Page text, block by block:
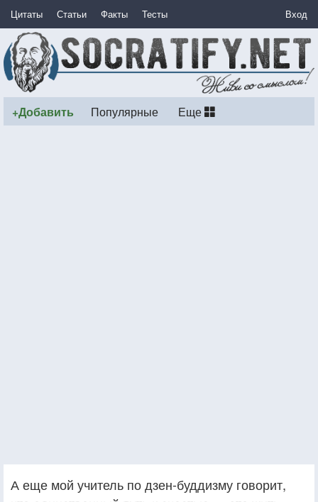
Цитаты Статьи Факты Тесты Вход
+Добавить Популярные Еще
А еще мой учитель по дзен-буддизму говорит,